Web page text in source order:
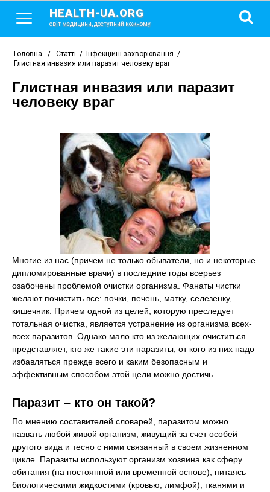
HEALTH-UA.ORG
світ медицини, доступний кожному
Головна / Статті / Інфекційні захворювання /
Глистная инвазия или паразит человеку враг
Глистная инвазия или паразит
человеку враг
Многие из нас (причем не только обыватели, но и некоторые
дипломированные врачи) в последние годы всерьез
озабочены проблемой очистки организма. Фанаты чистки
желают почистить все: почки, печень, матку, селезенку,
кишечник. Причем одной из целей, которую преследует
тотальная очистка, является устранение из организма всех-
всех паразитов. Однако мало кто из желающих очиститься
представляет, кто же такие эти паразиты, от кого из них надо
избавляться прежде всего и каким безопасным и
эффективным способом этой цели можно достичь.
Паразит – кто он такой?
По мнению составителей словарей, паразитом можно
назвать любой живой организм, живущий за счет особей
другого вида и тесно с ними связанный в своем жизненном
цикле. Паразиты используют организм хозяина как сферу
обитания (на постоянной или временной основе), питаясь
биологическими жидкостями (кровью, лимфой), тканями и